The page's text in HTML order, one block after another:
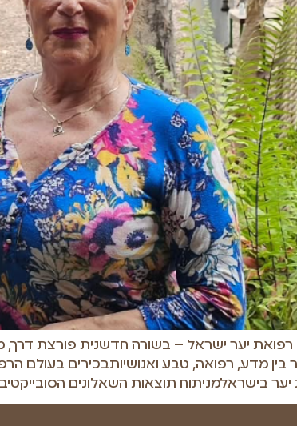
יער ישראל – בשורה חדשנית פורצת דרך,
בין מדע, רפואה, טבע ואנושיותבכירים בעולם
בישראלמניתוח תוצאות השאלונים